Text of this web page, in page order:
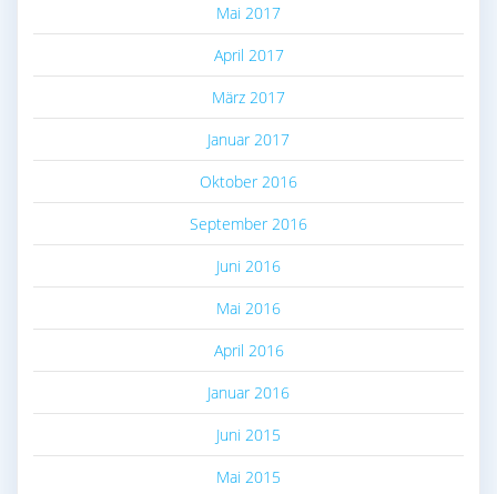
Mai 2017
April 2017
März 2017
Januar 2017
Oktober 2016
September 2016
Juni 2016
Mai 2016
April 2016
Januar 2016
Juni 2015
Mai 2015